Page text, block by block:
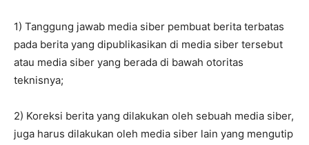
1) Tanggung jawab media siber pembuat berita terbatas
pada berita yang dipublikasikan di media siber tersebut
atau media siber yang berada di bawah otoritas
teknisnya;
2) Koreksi berita yang dilakukan oleh sebuah media siber,
juga harus dilakukan oleh media siber lain yang mengutip